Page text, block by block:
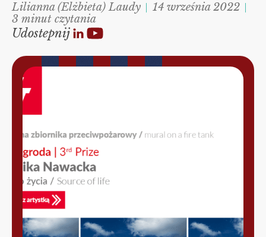
Lilianna (Elżbieta) Laudy
14 września 2022
3 minut czytania
Udostepnij